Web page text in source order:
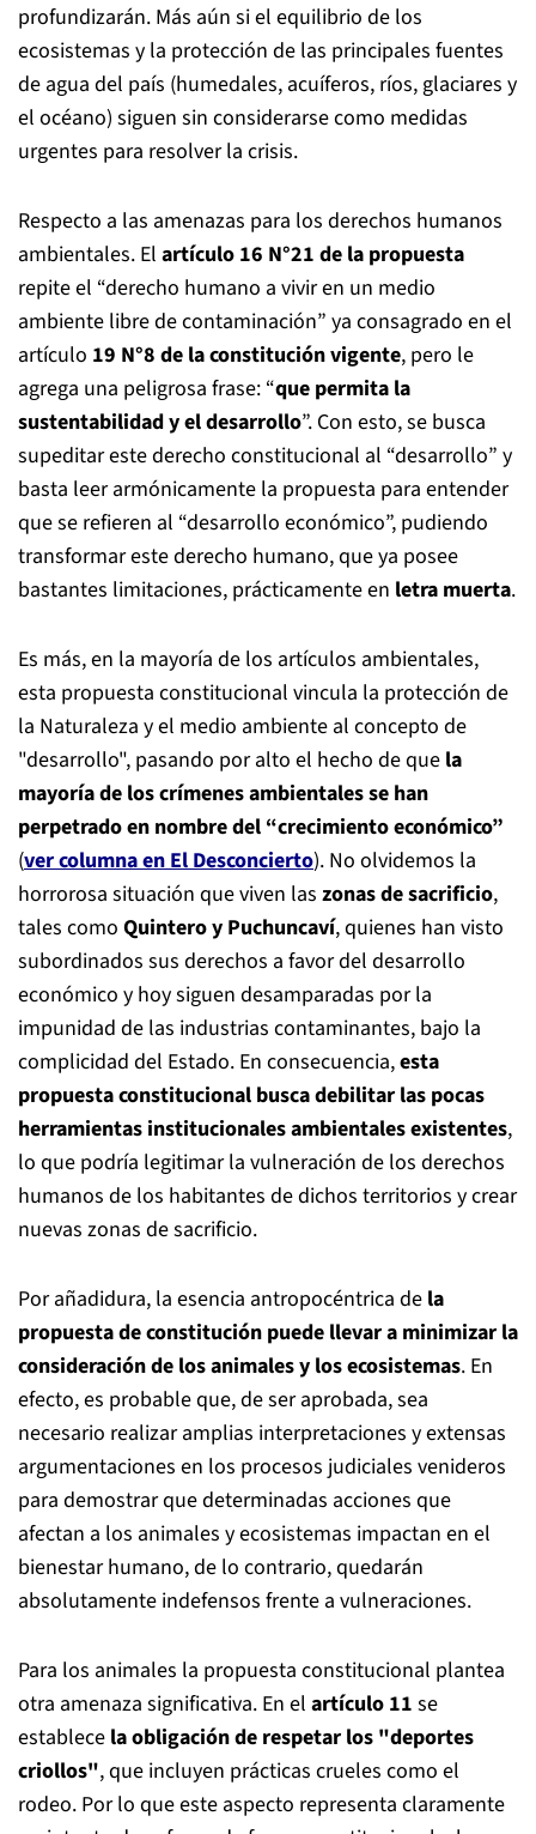
profundizarán. Más aún si el equilibrio de los
ecosistemas y la protección de las principales fuentes
de agua del país (humedales, acuíferos, ríos, glaciares y
el océano) siguen sin considerarse como medidas
urgentes para resolver la crisis.
Respecto a las amenazas para los derechos humanos
ambientales. El artículo 16 N°21 de la propuesta
repite el “derecho humano a vivir en un medio
ambiente libre de contaminación” ya consagrado en el
artículo 19 N°8 de la constitución vigente, pero le
agrega una peligrosa frase: “que permita la
sustentabilidad y el desarrollo”. Con esto, se busca
supeditar este derecho constitucional al “desarrollo” y
basta leer armónicamente la propuesta para entender
que se refieren al “desarrollo económico”, pudiendo
transformar este derecho humano, que ya posee
bastantes limitaciones, prácticamente en letra muerta.
Es más, en la mayoría de los artículos ambientales,
esta propuesta constitucional vincula la protección de
la Naturaleza y el medio ambiente al concepto de
"desarrollo", pasando por alto el hecho de que la
mayoría de los crímenes ambientales se han
perpetrado en nombre del “crecimiento económico”
(ver columna en El Desconcierto). No olvidemos la
horrorosa situación que viven las zonas de sacrificio,
tales como Quintero y Puchuncaví, quienes han visto
subordinados sus derechos a favor del desarrollo
económico y hoy siguen desamparadas por la
impunidad de las industrias contaminantes, bajo la
complicidad del Estado. En consecuencia,esta
propuesta constitucional busca debilitar las pocas
herramientas institucionales ambientales existentes,
lo que podría legitimar la vulneración de los derechos
humanos de los habitantes de dichos territorios y crear
nuevas zonas de sacrificio.
Por añadidura, la esencia antropocéntrica de la
propuesta de constitución puede llevar a minimizar la
consideración de los animales y los ecosistemas. En
efecto, es probable que, de ser aprobada, sea
necesario realizar amplias interpretaciones y extensas
argumentaciones en los procesos judiciales venideros
para demostrar que determinadas acciones que
afectan a los animales y ecosistemas impactan en el
bienestar humano, de lo contrario, quedarán
absolutamente indefensos frente a vulneraciones.
Para los animales la propuesta constitucional plantea
otra amenaza significativa. En el artículo 11 se
establece la obligación de respetar los "deportes
criollos", que incluyen prácticas crueles como el
rodeo. Por lo que este aspecto representa claramente